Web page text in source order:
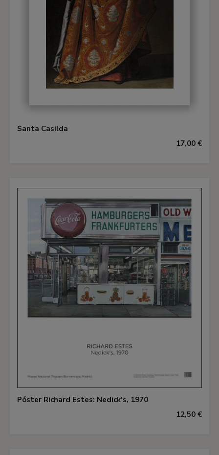
Santa Casilda
17,00 €
Póster Richard Estes: Nedick's, 1970
12,50 €